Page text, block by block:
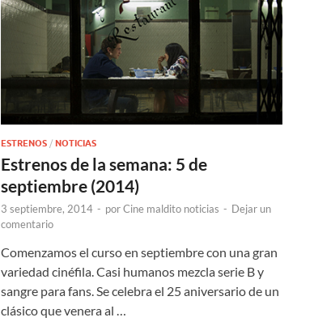
ESTRENOS / NOTICIAS
Estrenos de la semana: 5 de
septiembre (2014)
3 septiembre, 2014 - porCine maldito noticias - Dejar un
comentario
Comenzamos el curso en septiembre con una gran
variedad cinéfila. Casi humanos mezcla serie B y
sangre para fans. Se celebra el 25 aniversario de un
clásico que venera al …